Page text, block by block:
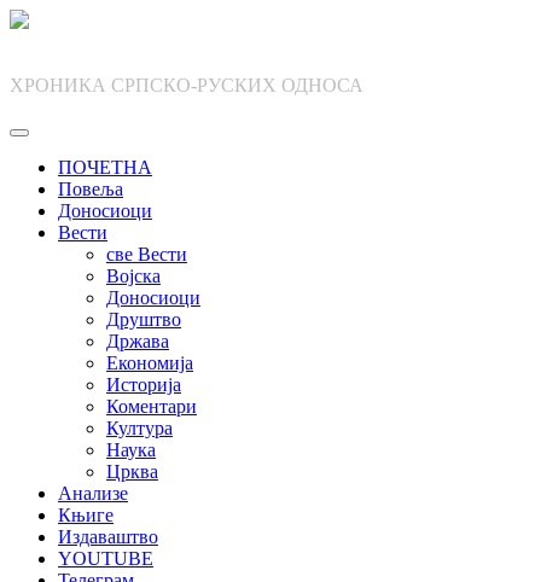
Skip
ХРОНИКА СРПСКО-РУСКИХ ОДНОСА
ПОЧЕТНА
Повеља
Доносиоци
Вести
све Вести
Војска
Доносиоци
Друштво
Држава
Економија
Историја
Коментари
Култура
Наука
Црква
Анализе
Књиге
Издаваштво
YOUTUBE